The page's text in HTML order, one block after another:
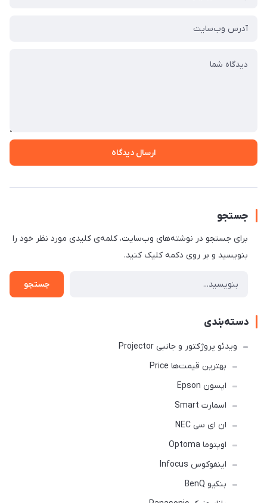
ارسال دیدگاه
جستجو
برای جستجو در نوشته‌های وب‌سایت، کلمه‌ی کلیدی مورد نظر خود را
بنویسید و بر روی دکمه کلیک کنید.
جستجو
دسته‌بندی
ویدئو پروژکتور و جانبی Projector
بهترین قیمت‌ها Price
اپسون Epson
اسمارت Smart
ان ای سی NEC
اوپتوما Optoma
اینفوکوس Infocus
بنکیو BenQ